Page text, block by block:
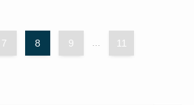
7 8 9 ... 11